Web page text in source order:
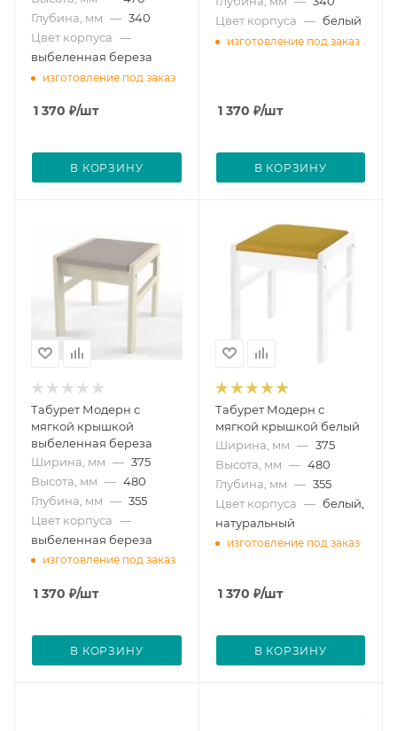
Глубина, мм — 340
Цвет корпуса —
выбеленная береза
изготовление под заказ
1 370 ₽/шт
В КОРЗИНУ
Цвет корпуса — белый
изготовление под заказ
1 370 ₽/шт
В КОРЗИНУ
Табурет Модерн с
мягкой крышкой
выбеленная береза
Ширина, мм — 375
Высота, мм — 480
Глубина, мм — 355
Цвет корпуса —
выбеленная береза
изготовление под заказ
1 370 ₽/шт
В КОРЗИНУ
Табурет Модерн с
мягкой крышкой белый
Ширина, мм — 375
Высота, мм — 480
Глубина, мм — 355
Цвет корпуса — белый,
натуральный
изготовление под заказ
1 370 ₽/шт
В КОРЗИНУ